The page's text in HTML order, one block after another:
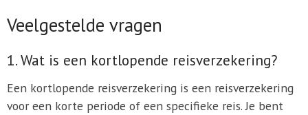
Veelgestelde vragen
1. Wat is een kortlopende reisverzekering?
Een kortlopende reisverzekering is een reisverzekering
voor een korte periode of een specifieke reis. Je bent